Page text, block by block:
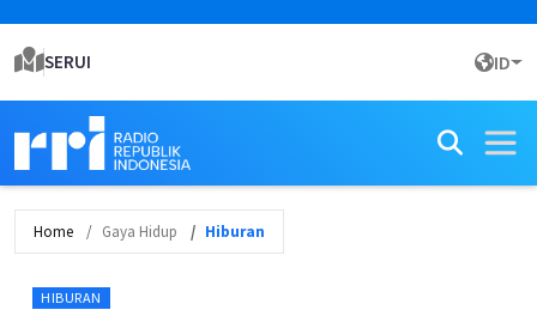
SERUI ID
Home Gaya Hidup Hiburan
HIBURAN